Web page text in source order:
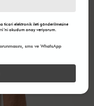
ticari elektronik ileti gönderilmesine
'ni okudum onay veriyorum.
sms ve WhatsApp